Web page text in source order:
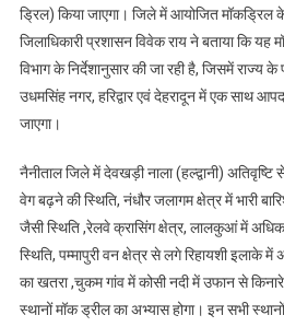
ड्रिल) किया जाएगा। जिले में आयोजित मॉकड्रिल
जिलाधिकारी प्रशासन विवेक राय ने बताया कि
विभाग के निर्देशानुसार की जा रही है, जिसमें राज्य
उधमसिंह नगर, हरिद्वार एवं देहरादून में एक साथ
जाएगा।
नैनीताल जिले में देवखड़ी नाला (हल्द्वानी)
वेग बढ़ने की स्थिति, नंधौर जलागम क्षेत्र में भारी
जैसी स्थिति ,रेलवे क्रासिंग क्षेत्र, लालकुआं में अधिक
स्थिति, पम्मापुरी वन क्षेत्र से लगे रिहायशी इलाके
का खतरा ,चुकम गांव में कोसी नदी में उफान से
स्थानों मॉक ड्रील का अभ्यास होगा। इन सभी